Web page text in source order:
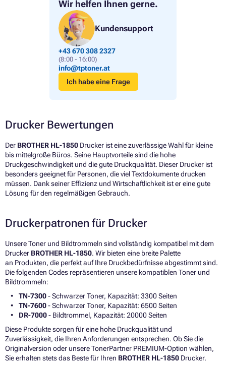
Wir helfen Ihnen gerne.
Kundensupport
+43 670 308 2327
(8:00 - 16:00)
info@tptoner.at
Ich habe eine Frage
Drucker Bewertungen
Der BROTHER HL-1850 Drucker ist eine zuverlässige Wahl für kleine
bis mittelgroße Büros. Seine Hauptvorteile sind die hohe
Druckgeschwindigkeit und die gute Druckqualität. Dieser Drucker ist
besonders geeignet für Personen, die viel Textdokumente drucken
müssen. Dank seiner Effizienz und Wirtschaftlichkeit ist er eine gute
Lösung für den regelmäßigen Gebrauch.
Druckerpatronen für Drucker
Unsere Toner und Bildtrommeln sind vollständig kompatibel mit dem
Drucker BROTHER HL-1850. Wir bieten eine breite Palette
an Produkten, die perfekt auf Ihre Druckbedürfnisse abgestimmt sind.
Die folgenden Codes repräsentieren unsere kompatiblen Toner und
Bildtrommeln:
TN-7300- Schwarzer Toner, Kapazität: 3300 Seiten
TN-7600- Schwarzer Toner, Kapazität: 6500 Seiten
DR-7000- Bildtrommel, Kapazität: 20000 Seiten
Diese Produkte sorgen für eine hohe Druckqualität und
Zuverlässigkeit, die Ihren Anforderungen entsprechen. Ob Sie die
Originalversion oder unsere TonerPartner PREMIUM-Option wählen,
Sie erhalten stets das Beste für Ihren BROTHER HL-1850 Drucker.